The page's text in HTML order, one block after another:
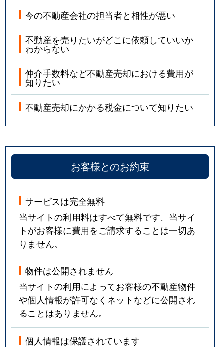
今の不動産会社の担当者と相性が悪い
不動産を売りたいがどこに依頼していいか
わからない
仲介手数料など不動産売却における費用が
知りたい
不動産売却にかかる税金について知りたい
お客様とのお約束
サービスは完全無料
当サイトの利用料はすべて無料です。当サイ
トがお客様に費用をご請求することは一切あ
りません。
物件は公開されません
当サイトの利用によってお客様の不動産物件
や個人情報が許可なくネットなどに公開され
ることはありません。
個人情報は保護されています